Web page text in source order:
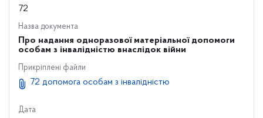
72
Назва документа
Про надання одноразової матеріальної допомоги
особам з інвалідністю внаслідок війни
Прикріплені файли
72 допомога особам з інвалідністю
Дата